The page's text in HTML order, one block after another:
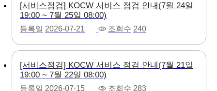
[서비스점검] KOCW 서비스 점검 안내(7월 24일
19:00 ~ 7월 25일 08:00)
등록일 2026-07-21 조회수 240
[서비스점검] KOCW 서비스 점검 안내(7월 21일
19:00 ~ 7월 22일 08:00)
등록일 2026-07-15 조회수 283